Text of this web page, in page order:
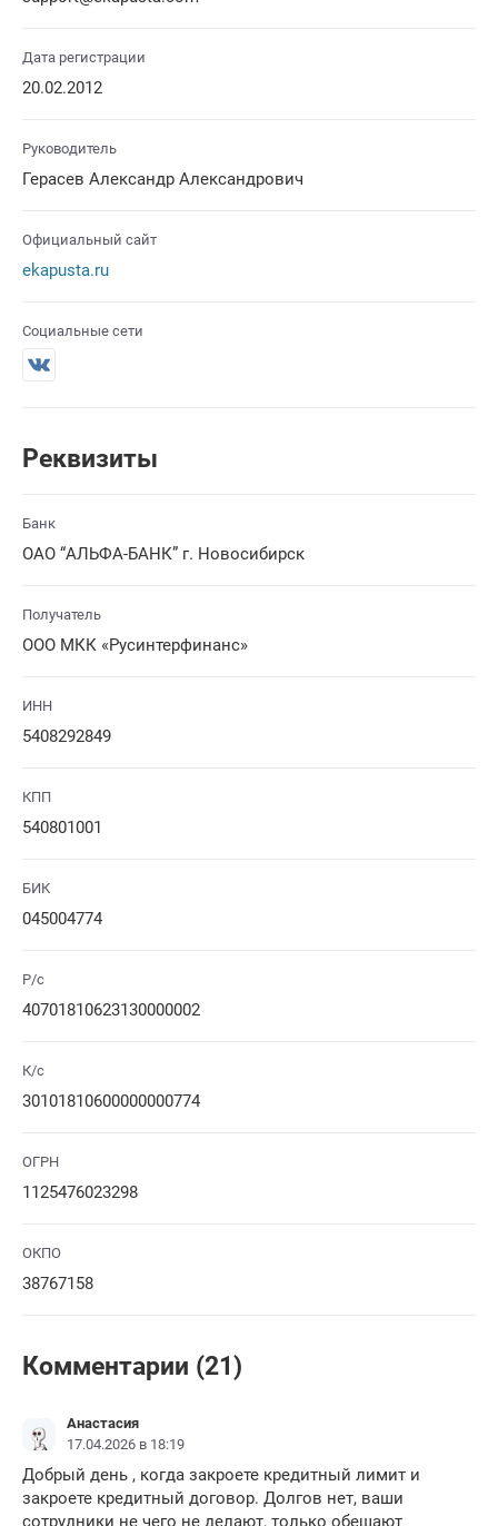
Дата регистрации
20.02.2012
Руководитель
Герасев Александр Александрович
Официальный сайт
ekapusta.ru
Социальные сети
Реквизиты
Банк
ОАО “АЛЬФА-БАНК” г. Новосибирск
Получатель
ООО МКК «Русинтерфинанс»
ИНН
5408292849
КПП
540801001
БИК
045004774
Р/с
40701810623130000002
К/с
30101810600000000774
ОГРН
1125476023298
ОКПО
38767158
Комментарии (21)
Анастасия
17.04.2026 в 18:19
Добрый день , когда закроете кредитный лимит и
закроете кредитный договор. Долгов нет, ваши
сотрудники не чего не делают, только обещают